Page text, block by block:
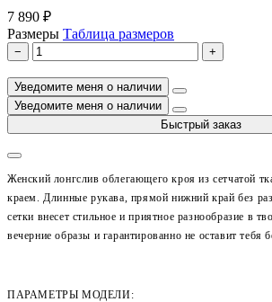
7 890 ₽
Размеры Таблица размеров
− +
Уведомите меня о наличии
Уведомите меня о наличии
Быстрый заказ
Женский лонгслив облегающего кроя из сетчатой
краем. Длинные рукава, прямой нижний край без
сетки внесет стильное и приятное разнообразие в
вечерние образы и гарантированно не оставит тебя
ПАРАМЕТРЫ МОДЕЛИ: